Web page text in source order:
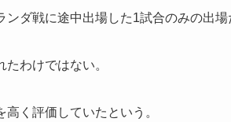
ダ戦に途中出場した1試合のみの出場
わけではない。
く評価していたという。